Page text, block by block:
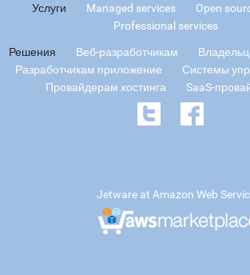
Услуги Managed services
Open
Professional services
Решения Веб-разработчикам
Разработчикам приложение
Системы
Провайдерам хостинга
SaaS-
Jetware at Amazon Web